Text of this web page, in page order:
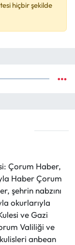
hiçbir şekilde
Çorum Haber,
Haber Çorum
şehrin nabzını
okurlarıyla
ve Gazi
Valiliği ve
anbean